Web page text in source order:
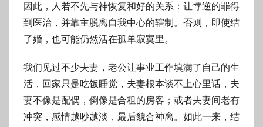
2
3
日
因此，人若不先与神恢复和好的关系：让悖逆的罪得
到医治，并靠主脱离自我中心的辖制。否则，即使结
了婚，也可能仍然活在孤单寂寞里。
我们见过不少夫妻，老公让事业工作填满了自己的生
活，回家只是吃饭睡觉，夫妻根本谈不上心里话，夫
妻不像是配偶，倒像是合租的房客；或者夫妻间老有
冲突，感情越吵越淡，最后貌合神离。如此一来，结